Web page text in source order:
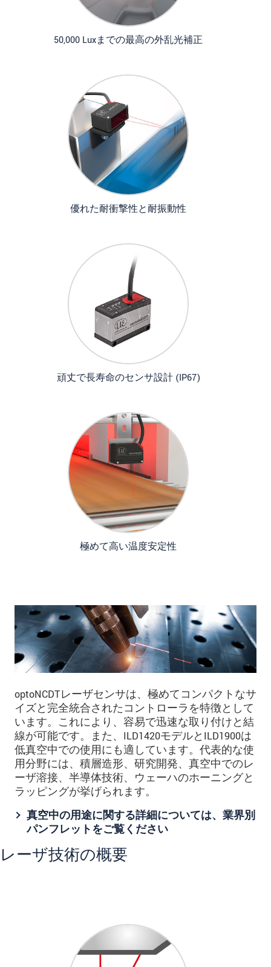
50,000 Luxまでの最高の外乱光補正
優れた耐衝撃性と耐振動性
頑丈で長寿命のセンサ設計 (IP67)
極めて高い温度安定性
optoNCDTレーザセンサは、極めてコンパクトなサ
イズと完全統合されたコントローラを特徴として
います。これにより、容易で迅速な取り付けと結
線が可能です。また、ILD1420モデルとILD1900は
低真空中での使用にも適しています。代表的な使
用分野には、積層造形、研究開発、真空中でのレ
ーザ溶接、半導体技術、ウェーハのホーニングと
ラッピングが挙げられます。
真空中の用途に関する詳細については、業界別
パンフレットをご覧ください
レーザ技術の概要